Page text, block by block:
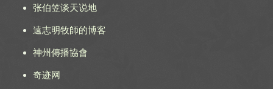
张伯笠谈天说地
遠志明牧師的博客
神州傳播協會
奇迹网